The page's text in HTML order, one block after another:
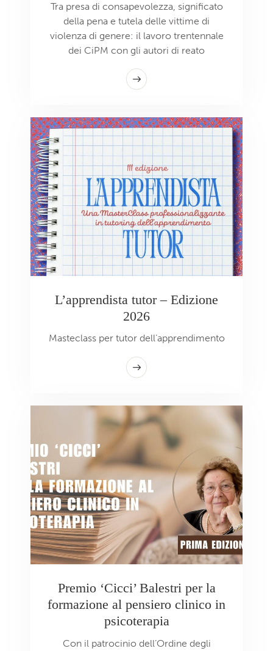
Tra presa di consapevolezza, significato
della pena e tutela delle vittime di
violenza di genere: il lavoro trentennale
dei CiPM con gli autori di reato
L’apprendista tutor – Edizione
2026
Masteclass per tutor dell’apprendimento
Premio ‘Cicci’ Balestri per la
formazione al pensiero clinico in
psicoterapia
Con il patrocinio dell’Ordine degli